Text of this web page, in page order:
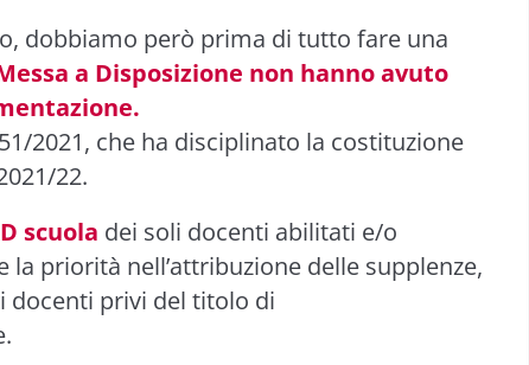
dobbiamo però prima di tutto fare una
a Disposizione non hanno avuto
2021, che ha disciplinato la costituzione
22.
scuola dei soli docenti abilitati e/o
la priorità nell’attribuzione delle supplenze,
docenti privi del titolo di